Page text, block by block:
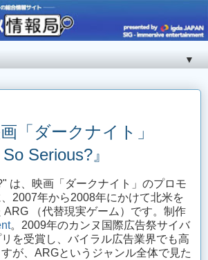
▼
「ダークナイト」
Serious?』
は、映画「ダークナイト」のプロモ
2007年から2008年にかけて北米を
ARG （代替現実ゲーム）です。制作
。2009年のカンヌ国際広告祭サイバ
を受賞し、バイラル広告業界でも高
が、ARGというジャンル全体で見た